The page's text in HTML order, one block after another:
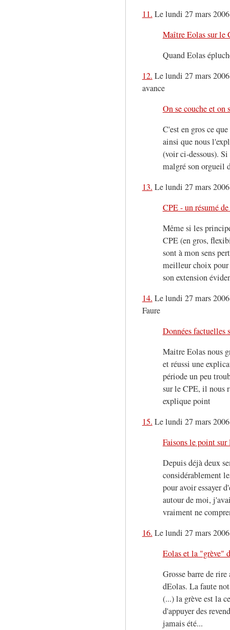
11. Le lundi 27 mars
Maître Eolas sur le
Quand Eolas
12. Le lundi 27 mars
avance
On se couche et on
C'est en gros ce
ainsi que nous
(voir ci-dessous). Si
malgré son orgueil
13. Le lundi 27 mars
CPE - un résumé
Même si les
CPE (en gros,
sont à mon sens
meilleur choix
son extension
14. Le lundi 27 mars
Faure
Données factuelles
Maitre Eolas nous
et réussi une
période un peu
sur le CPE, il nous
explique point
15. Le lundi 27 mars
Faisons le point sur
Depuis déjà deux
considérablement
pour avoir essayer
autour de moi,
vraiment ne
16. Le lundi 27 mars
Eolas et la "grève"
Grosse barre de
dEolas. La faute
(...) la grève est la
d'appuyer des
jamais été...